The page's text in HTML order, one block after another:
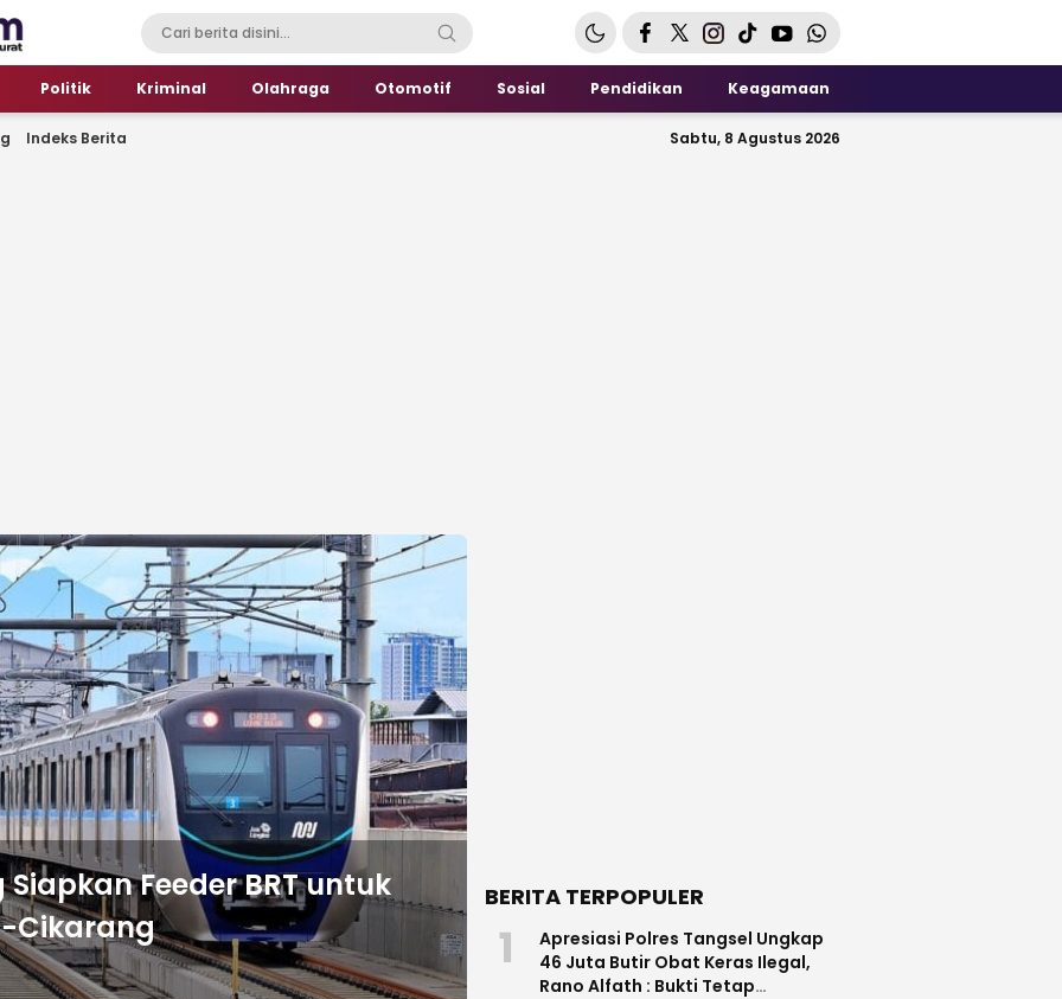
Politik Kriminal Olahraga Otomotif Sosial Pendidikan Keagamaan
Indeks Berita Sabtu, 8 Agustus 2026
Feeder BRT untuk
Cikarang
BERITA TERPOPULER
1
Apresiasi Polres Tangsel Ungkap
46 Juta Butir Obat Keras Ilegal,
Rano Alfath : Bukti Tetap